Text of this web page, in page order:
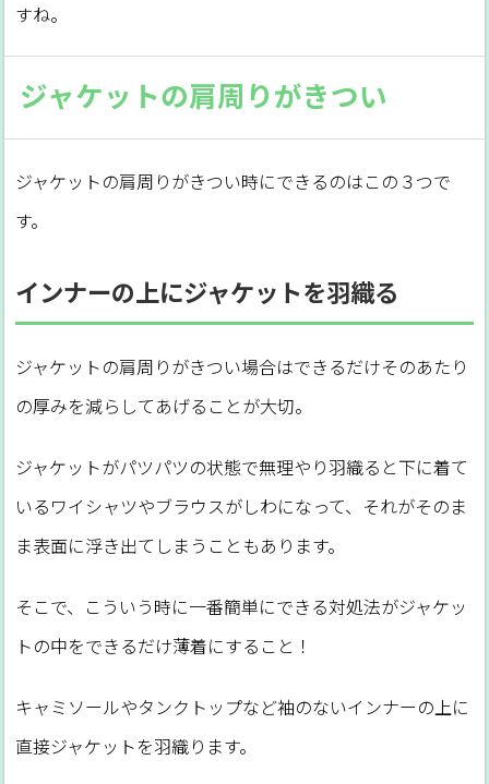
すね。
ジャケットの肩周りがきつい
ジャケットの肩周りがきつい時にできるのはこの３つで
す。
インナーの上にジャケットを羽織る
ジャケットの肩周りがきつい場合はできるだけそのあたり
の厚みを減らしてあげることが大切。
ジャケットがパツパツの状態で無理やり羽織ると下に着て
いるワイシャツやブラウスがしわになって、それがそのま
ま表面に浮き出てしまうこともあります。
そこで、こういう時に一番簡単にできる対処法がジャケッ
トの中をできるだけ薄着にすること！
キャミソールやタンクトップなど袖のないインナーの上に
直接ジャケットを羽織ります。